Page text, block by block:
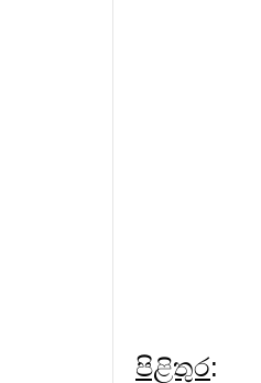
පිළිතුර: